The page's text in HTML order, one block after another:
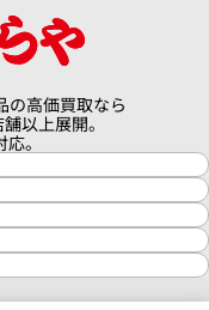
の高価買取なら
以上展開。
。